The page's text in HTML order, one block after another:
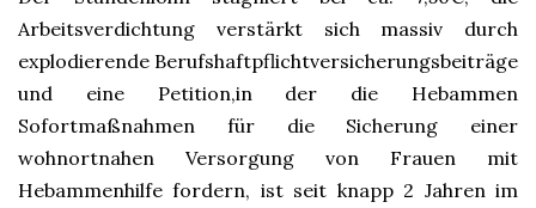
Arbeitsverdichtung verstärkt sich massiv durch
explodierende Berufshaftpflichtversicherungsbeiträge
und eine Petition,in der die Hebammen
Sofortmaßnahmen für die Sicherung einer
wohnortnahen Versorgung von Frauen mit
Hebammenhilfe fordern, ist seit knapp 2 Jahren im